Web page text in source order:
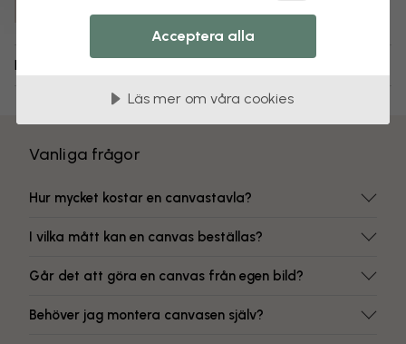
Leverans och returer
Vanliga frågor
Hur mycket kostar en canvastavla?
I vilka mått kan en canvas beställas?
Går det att göra en canvas från egen bild?
Behöver jag montera canvasen själv?
Acceptera alla
Läs mer om våra cookies